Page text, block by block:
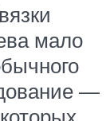
мало
—